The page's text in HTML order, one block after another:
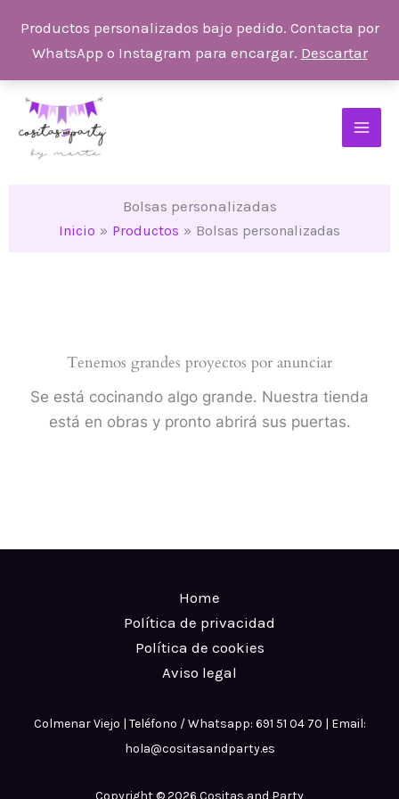
Productos personalizados bajo pedido. Contacta por
WhatsApp o Instagram para encargar. Descartar
contenido
Bolsas personalizadas
Inicio Productos Bolsas personalizadas
Tenemos grandes proyectos por anunciar
Se está cocinando algo grande. Nuestra tienda
está en obras y pronto abrirá sus puertas.
Home
Política de privacidad
Política de cookies
Aviso legal
Colmenar Viejo | Teléfono / Whatsapp: 691 51 04 70 | Email:
hola@cositasandparty.es
Copyright © 2026 Cositas and Party